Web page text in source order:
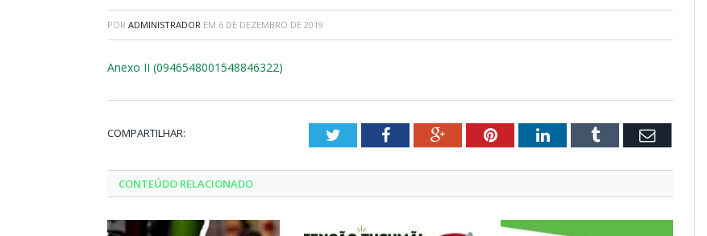
POR ADMINISTRADOR EM 6 DE DEZEMBRO DE 2019
Anexo II (0946548001548846322)
COMPARTILHAR: TwitterFacebookGoogle+PinterestLinkedInTumblr Email
CONTEÚDO RELACIONADO